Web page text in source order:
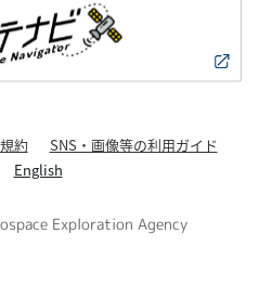
約
SNS・画像等の利用ガイド
English
Exploration Agency